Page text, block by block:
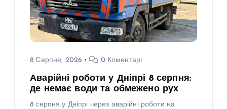
8 Серпня, 2026 0 Коментарі
Аварійні роботи у Дніпрі 8 серпня:
де немає води та обмежено рух
8 серпня у Дніпрі через аварійні роботи на